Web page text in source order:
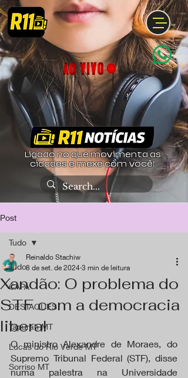
Ligado no que movimenta as
cidades e mexe com você!
Post
Tudo
CAPA
DESTAQUES
Tapurah MT
Lucas do Rio Verde MT
Sorriso MT
Tudo
Xandão: O problema do
STF com a democracia
liberal
Reinaldo Stachiw
8 de set. de 2024 3 min de leitura
O ministro Alexandre de Moraes, do
Supremo Tribunal Federal (STF), disse
numa palestra na Universidade